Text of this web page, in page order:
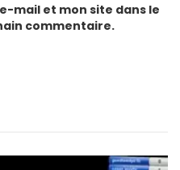
mail et mon site dans le
commentaire.